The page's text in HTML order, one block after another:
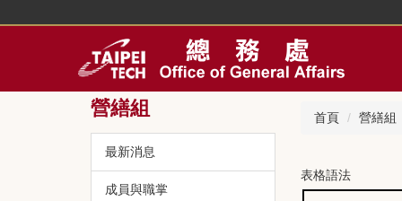
營繕組
最新消息
成員與職掌
首頁 營繕組
表格語法